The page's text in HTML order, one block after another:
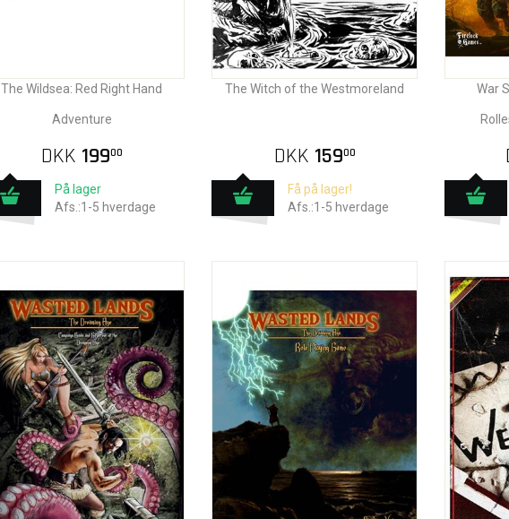
The Wildsea: Red Right Hand
Adventure
DKK 19900
På lager
Afs.:1-5 hverdage
The Witch of the Westmoreland
DKK 15900
Få på lager!
Afs.:1-5 hverdage
War